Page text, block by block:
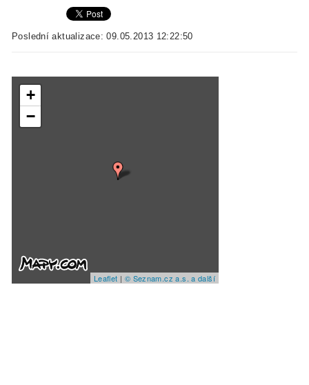
Poslední aktualizace: 09.05.2013 12:22:50
+
−
Leaflet | © Seznam.cz a.s. a další